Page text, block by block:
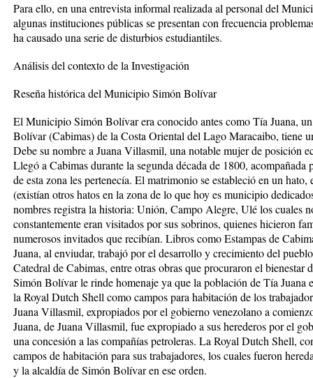
Para ello, en una entrevista informal realizada al personal del
algunas instituciones públicas se presentan con frecuencia
ha causado una serie de disturbios estudiantiles.
Análisis del contexto de la Investigación
Reseña histórica del Municipio Simón Bolívar
El Municipio Simón Bolívar era conocido antes como Tía Juana,
Bolívar (Cabimas) de la Costa Oriental del Lago Maracaibo, tiene
Debe su nombre a Juana Villasmil, una notable mujer de posición
Llegó a Cabimas durante la segunda década de 1800,
de esta zona les pertenecía. El matrimonio se estableció en un
(existían otros hatos en la zona de lo que hoy es municipio
nombres registra la historia: Unión, Campo Alegre, Ulé los cuales
constantemente eran visitados por sus sobrinos, quienes hicieron
numerosos invitados que recibían. Libros como Estampas de
Juana, al enviudar, trabajó por el desarrollo y crecimiento del
Catedral de Cabimas, entre otras obras que procuraron el
Simón Bolívar le rinde homenaje ya que la población de Tía Juana
la Royal Dutch Shell como campos para habitación de los
Juana Villasmil, expropiados por el gobierno venezolano a
Juana, de Juana Villasmil, fue expropiado a sus herederos por el
una concesión a las compañías petroleras. La Royal Dutch Shell,
campos de habitación para sus trabajadores, los cuales fueron
y la alcaldía de Simón Bolívar en ese orden.